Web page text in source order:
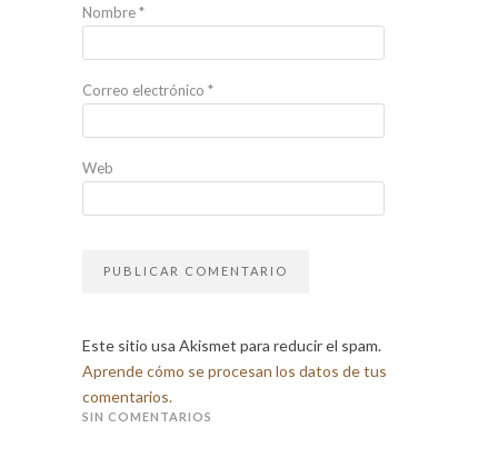
Nombre*
Correo electrónico *
Web
Este sitio usa Akismet para reducir el spam.
Aprende cómo se procesan los datos de tus
comentarios.
SIN COMENTARIOS